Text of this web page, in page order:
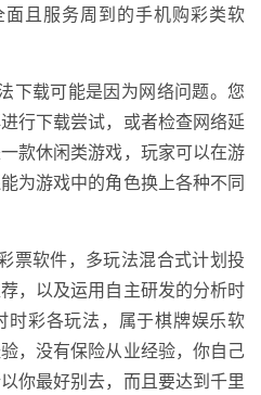
且服务周到的手机购彩类软
下载可能是因为网络问题。您
行下载尝试，或者检查网络延
款休闲类游戏，玩家可以在游
为游戏中的角色换上各种不同
票软件，多玩法混合式计划投
，以及运用自主研发的分析时
时彩各玩法，属于棋牌娱乐软
，没有保险从业经验，你自己
你最好别去，而且要达到千里